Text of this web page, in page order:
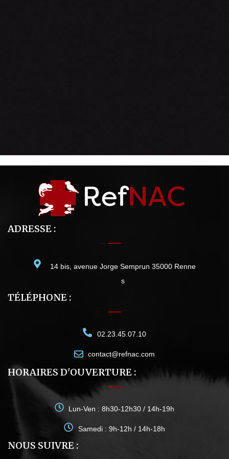
ADRESSE :
14 bis, avenue Jorge Semprun 35000 Renne
s
TÉLÉPHONE :
02.23.45.07.10
contact@refnac.com
HORAIRES D'OUVERTURE :
Lun-Ven : 8h30-12h30 / 14h-19h
Samedi : 9h-12h / 14h-18h
NOUS SUIVRE :